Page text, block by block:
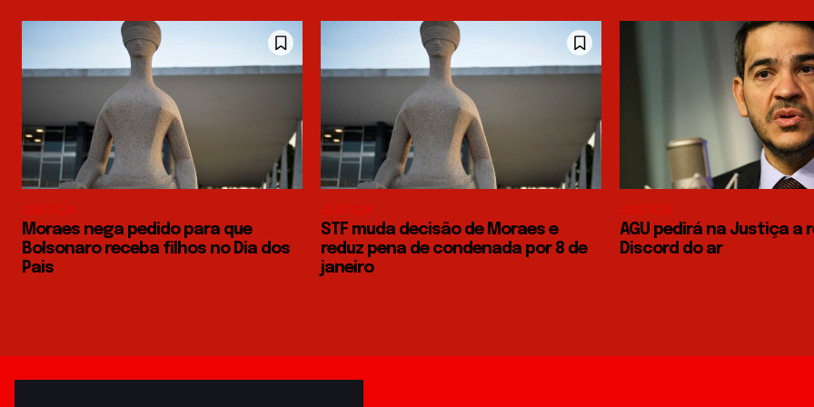
JUSTIÇA
Moraes nega pedido para que
Bolsonaro receba filhos no Dia dos
Pais
JUSTIÇA
STF muda decisão de Moraes e
reduz pena de condenada por 8 de
janeiro
JUSTIÇA
AGU pedirá na Justiça a
Discord do ar